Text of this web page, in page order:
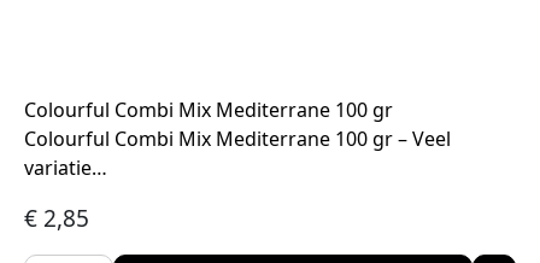
Colourful Combi Mix Mediterrane 100 gr
Colourful Combi Mix Mediterrane 100 gr – Veel
variatie…
€ 2,85